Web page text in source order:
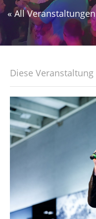
« All Veranstaltungen
Diese